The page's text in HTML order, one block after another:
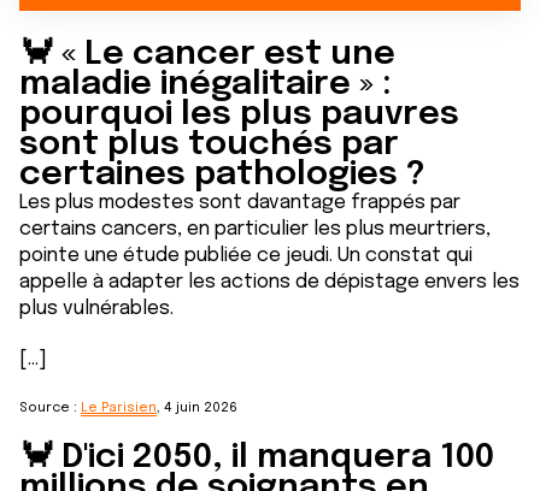
🦀 « Le cancer est une
maladie inégalitaire » :
pourquoi les plus pauvres
sont plus touchés par
certaines pathologies ?
Les plus modestes sont davantage frappés par
certains cancers, en particulier les plus meurtriers,
pointe une étude publiée ce jeudi. Un constat qui
appelle à adapter les actions de dépistage envers les
plus vulnérables.
[...]
Source : Le Parisien, 4 juin 2026
🦀 D'ici 2050, il manquera 100